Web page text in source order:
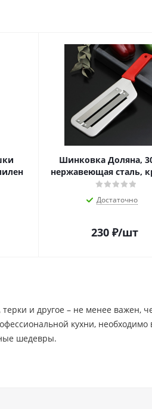
Шинковка Доляна,
нержавеющая сталь,
Достаточно
230 ₽/шт
и другое – не менее важен,
кухни,
шедевры.